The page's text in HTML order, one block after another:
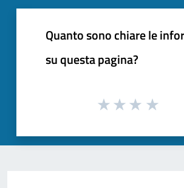
Quanto sono chiare le
su questa pagina?